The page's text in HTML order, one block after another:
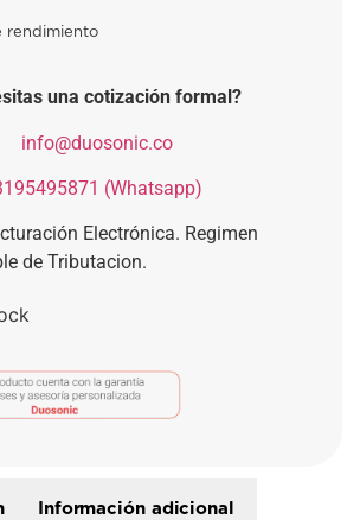
rendimiento
una cotización formal?
info@duosonic.co
(Whatsapp)
Electrónica. Regimen
de Tributacion.
Información adicional